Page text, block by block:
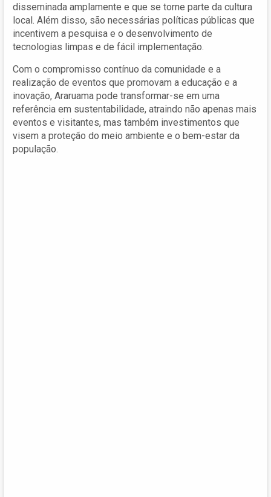
disseminada amplamente e que se torne parte da cultura
local. Além disso, são necessárias políticas públicas que
incentivem a pesquisa e o desenvolvimento de
tecnologias limpas e de fácil implementação.
Com o compromisso contínuo da comunidade e a
realização de eventos que promovam a educação e a
inovação, Araruama pode transformar-se em uma
referência em sustentabilidade, atraindo não apenas mais
eventos e visitantes, mas também investimentos que
visem a proteção do meio ambiente e o bem-estar da
população.